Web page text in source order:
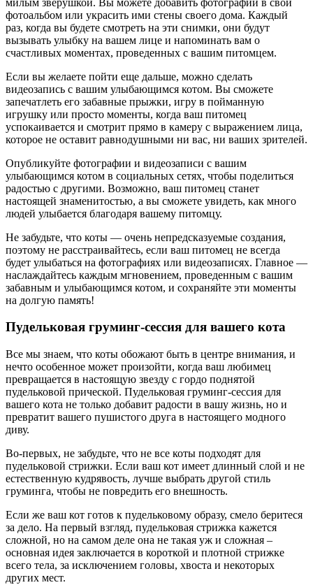
фотоальбом или украсить ими стены своего дома. Каждый
раз, когда вы будете смотреть на эти снимки, они будут
вызывать улыбку на вашем лице и напоминать вам о
счастливых моментах, проведенных с вашим питомцем.
Если вы желаете пойти еще дальше, можно сделать
видеозапись с вашим улыбающимся котом. Вы сможете
запечатлеть его забавные прыжки, игру в пойманную
игрушку или просто моменты, когда ваш питомец
успокаивается и смотрит прямо в камеру с выражением лица,
которое не оставит равнодушными ни вас, ни ваших зрителей.
Опубликуйте фотографии и видеозаписи с вашим
улыбающимся котом в социальных сетях, чтобы поделиться
радостью с другими. Возможно, ваш питомец станет
настоящей знаменитостью, а вы сможете увидеть, как много
людей улыбается благодаря вашему питомцу.
Не забудьте, что коты — очень непредсказуемые создания,
поэтому не расстраивайтесь, если ваш питомец не всегда
будет улыбаться на фотографиях или видеозаписях. Главное —
наслаждайтесь каждым мгновением, проведенным с вашим
забавным и улыбающимся котом, и сохраняйте эти моменты
на долгую память!
Пудельковая груминг-сессия для вашего кота
Все мы знаем, что коты обожают быть в центре внимания, и
нечто особенное может произойти, когда ваш любимец
превращается в настоящую звезду с гордо поднятой
пудельковой прической. Пудельковая груминг-сессия для
вашего кота не только добавит радости в вашу жизнь, но и
превратит вашего пушистого друга в настоящего модного
диву.
Во-первых, не забудьте, что не все коты подходят для
пудельковой стрижки. Если ваш кот имеет длинный слой и не
естественную кудрявость, лучше выбрать другой стиль
груминга, чтобы не повредить его внешность.
Если же ваш кот готов к пудельковому образу, смело беритеся
за дело. На первый взгляд, пудельковая стрижка кажется
сложной, но на самом деле она не такая уж и сложная –
основная идея заключается в короткой и плотной стрижке
всего тела, за исключением головы, хвоста и некоторых
других мест.